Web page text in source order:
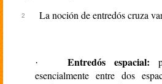
La noción de entredós cruza
· Entredós espacial:
esencialmente entre dos